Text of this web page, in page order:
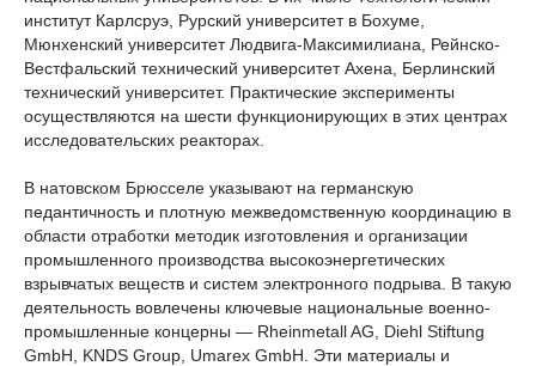
институт Карлсруэ, Рурский университет в Бохуме,
Мюнхенский университет Людвига-Максимилиана, Рейнско-
Вестфальский технический университет Ахена, Берлинский
технический университет. Практические эксперименты
осуществляются на шести функционирующих в этих центрах
исследовательских реакторах.
В натовском Брюсселе указывают на германскую
педантичность и плотную межведомственную координацию в
области отработки методик изготовления и организации
промышленного производства высокоэнергетических
взрывчатых веществ и систем электронного подрыва. В такую
деятельность вовлечены ключевые национальные военно-
промышленные концерны — Rheinmetall AG, Diehl Stiftung
GmbH, KNDS Group, Umarex GmbH. Эти материалы и